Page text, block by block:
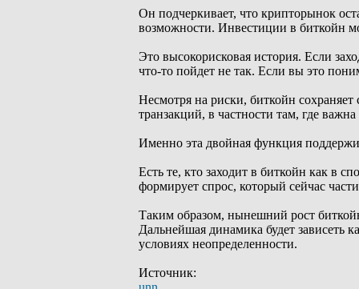
Он подчеркивает, что крипторынок
возможности. Инвестиции в биткойн
Это высокорисковая история. Если
что-то пойдет не так. Если вы это
Несмотря на риски, биткойн
транзакций, в частности там, где
Именно эта двойная функция
Есть те, кто заходит в биткойн как в
формирует спрос, который сейчас
Таким образом, нынешний рост
Дальнейшая динамика будет зависеть
условиях неопределенности.
Источник: